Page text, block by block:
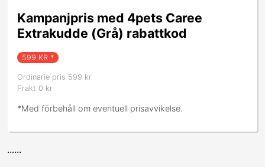
Kampanjpris med 4pets Caree
Extrakudde (Grå) rabattkod
599 KR *
Ordinarie pris 599 kr
Frakt 0 kr
*Med förbehåll om eventuell prisavvikelse.
......